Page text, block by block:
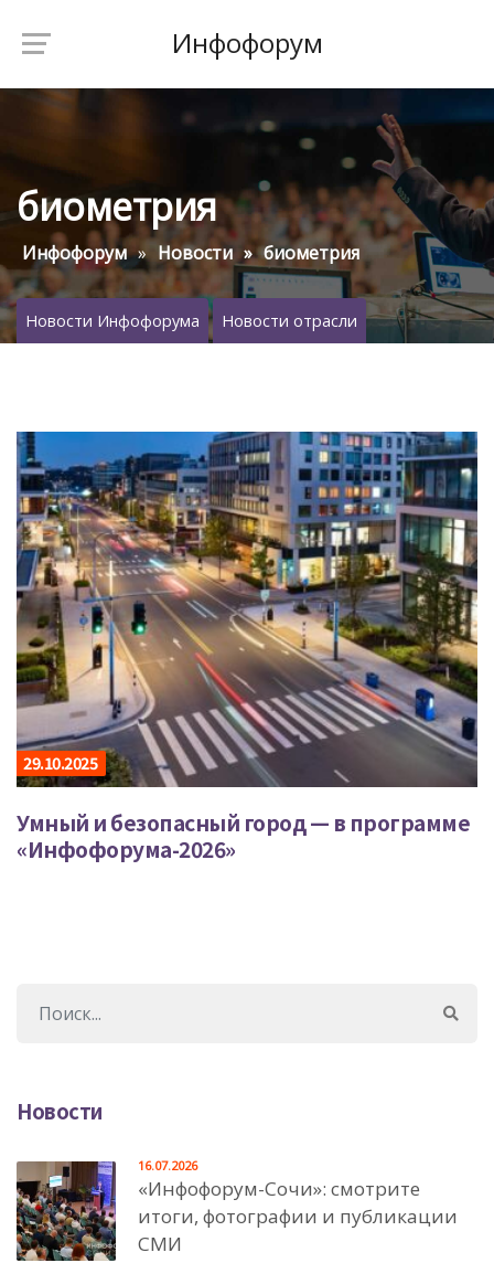
Инфофорум
биометрия
Инфофорум Новости биометрия
Новости Инфофорума Новости отрасли
29.10.2025
Умный и безопасный город — в программе
«Инфофорума-2026»
Новости
«Инфофорум-Сочи»: смотрите
итоги, фотографии и публикации
СМИ
16.07.2026